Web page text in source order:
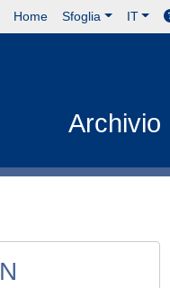
Home Sfoglia IT
Archivio